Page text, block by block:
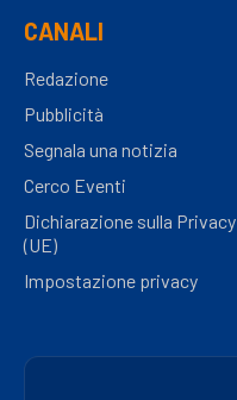
CANALI
Redazione
Pubblicità
Segnala una notizia
Cerco Eventi
Dichiarazione sulla Privacy
(UE)
Impostazione privacy